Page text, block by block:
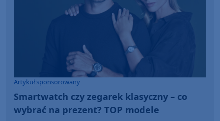
Artykuł sponsorowany
Smartwatch czy zegarek klasyczny – co
wybrać na prezent? TOP modele